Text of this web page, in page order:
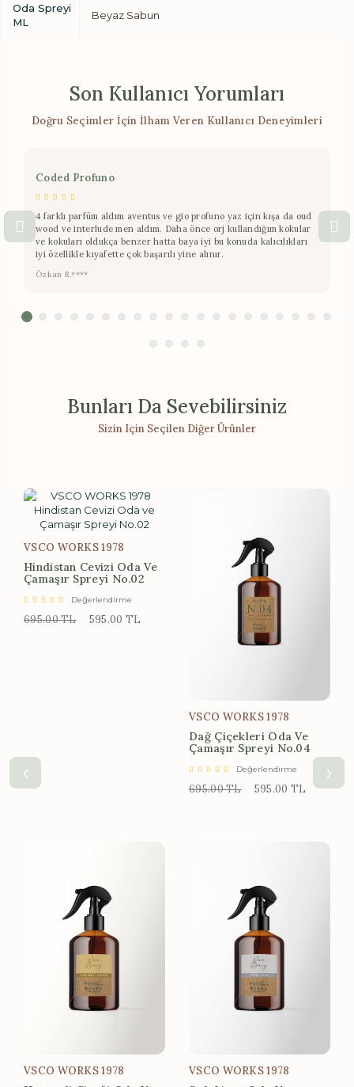
Oda Spreyi
ML
Beyaz Sabun
Son Kullanıcı Yorumları
Doğru Seçimler İçin İlham Veren Kullanıcı Deneyimleri
Coded Profuno
4 farklı parfüm aldım aventus ve gio profuno yaz için kışa da oud
wood ve interlude men aldım. Daha önce orj kullandığım kokular
ve kokuları oldukça benzer hatta baya iyi bu konuda kalıcılıkları
iyi özellikle kıyafette çok başarılı yine alınır.
Özkan R.****
Bunları Da Sevebilirsiniz
Sizin Için Seçilen Diğer Ürünler
‹ ›
VSCO WORKS 1978
Hindistan Cevizi Oda Ve
Çamaşır Spreyi No.02
Değerlendirme
695.00 TL 595.00 TL
VSCO WORKS 1978
Dağ Çiçekleri Oda Ve
Çamaşır Spreyi No.04
Değerlendirme
695.00 TL 595.00 TL
VSCO WORKS 1978 VSCO WORKS 1978